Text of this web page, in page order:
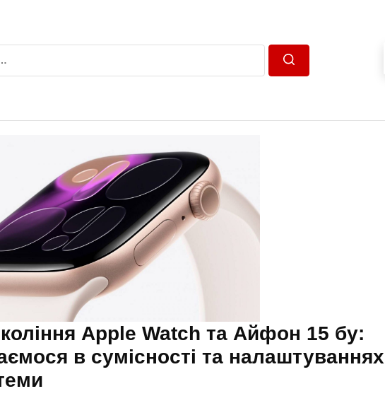
Apple Watch та Айфон 15 бу:
в сумісності та налаштуваннях